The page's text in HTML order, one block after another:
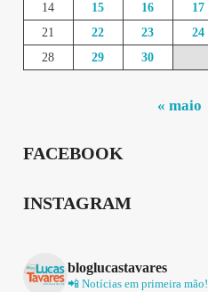
14
15 16 17
21
22 23 24
28
29 30
« maio
FACEBOOK
INSTAGRAM
bloglucastavares
📲 Notícias em primeira mão!